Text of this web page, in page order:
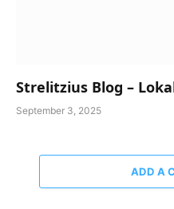
Strelitzius Blog –
September 3, 2025
ADD A